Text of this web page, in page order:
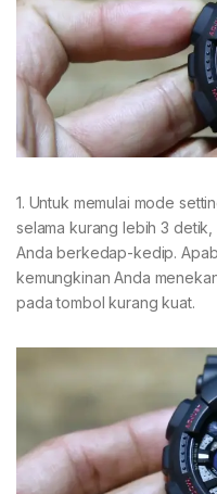
1. Untuk memulai mode
selama kurang lebih 3
Anda berkedap-kedip.
kemungkinan Anda
pada tombol kurang kuat.